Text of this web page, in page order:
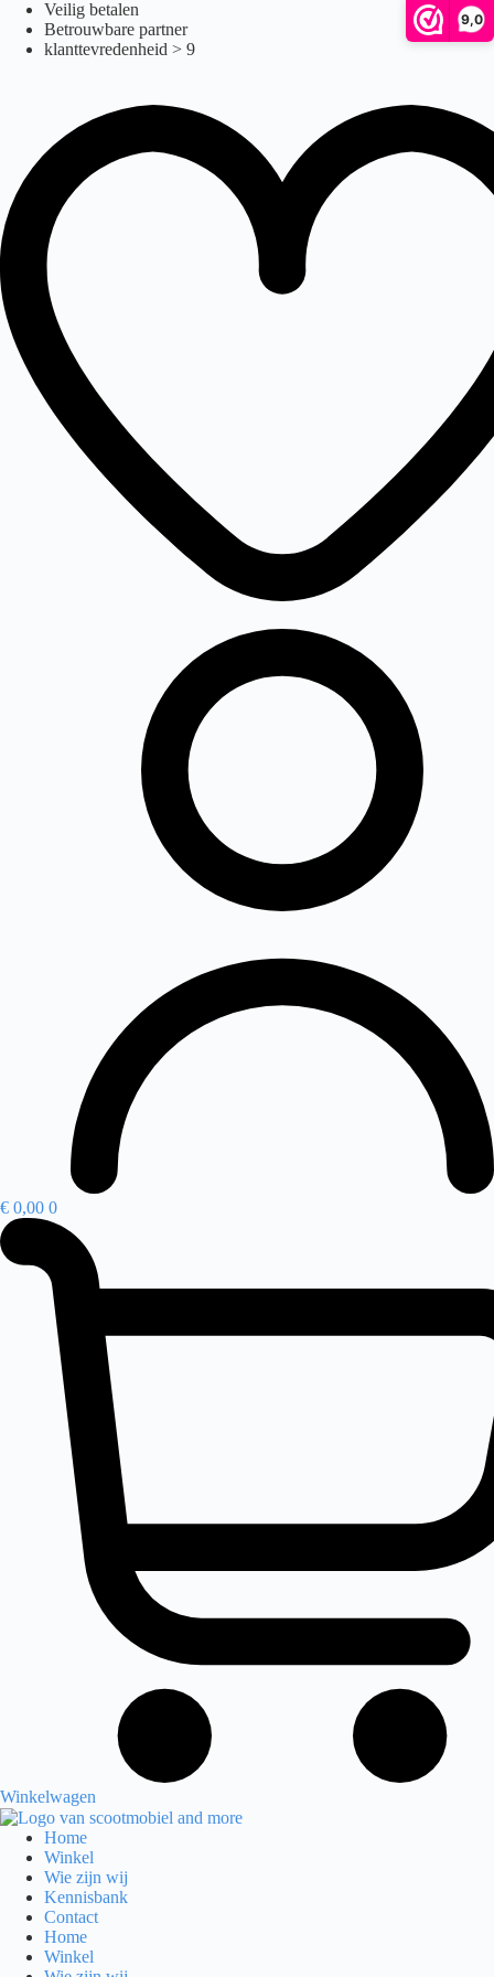
9,0
st6d
naar
Veilig betalen
Betrouwbare partner
klanttevredenheid > 9
€ 0,00 0
Winkelwagen
Home
Winkel
Wie zijn wij
Kennisbank
Contact
Home
Winkel